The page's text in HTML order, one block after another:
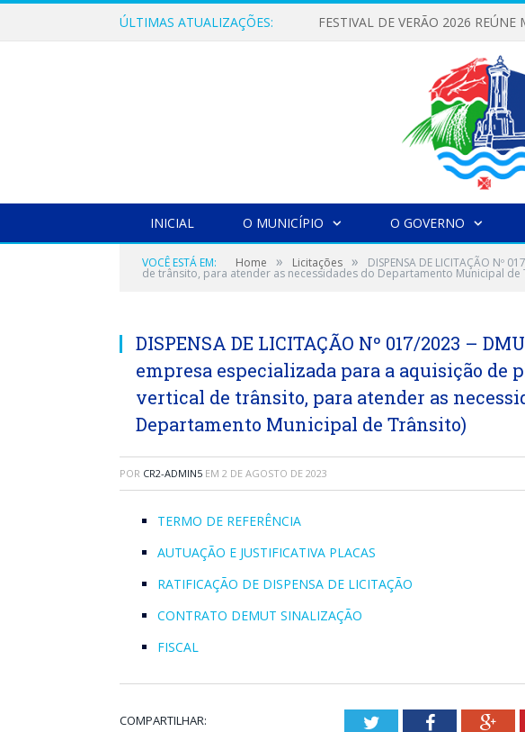
ÚLTIMAS ATUALIZAÇÕES:
INICIAL O MUNICÍPIO O GOVERNO
VOCÊ ESTÁ EM: Home » Licitações » DISPENSA DE LICITAÇÃO
de trânsito, para atender as necessidades do Departamento Municipal de
DISPENSA DE LICITAÇÃO Nº 017/2023 –
empresa especializada para a aquisição de
vertical de trânsito, para atender as
Departamento Municipal de Trânsito)
POR CR2-ADMIN5 EM 2 DE AGOSTO DE 2023
TERMO DE REFERÊNCIA
AUTUAÇÃO E JUSTIFICATIVA PLACAS
RATIFICAÇÃO DE DISPENSA DE LICITAÇÃO
CONTRATO DEMUT SINALIZAÇÃO
FISCAL
COMPARTILHAR: TwitterFacebook